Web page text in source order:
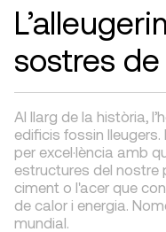
sostres
Al llarg de la història,
edificis fossin
per excel·lència amb
estructures del nostre
ciment o l'acer que
de calor i energia.
mundial.